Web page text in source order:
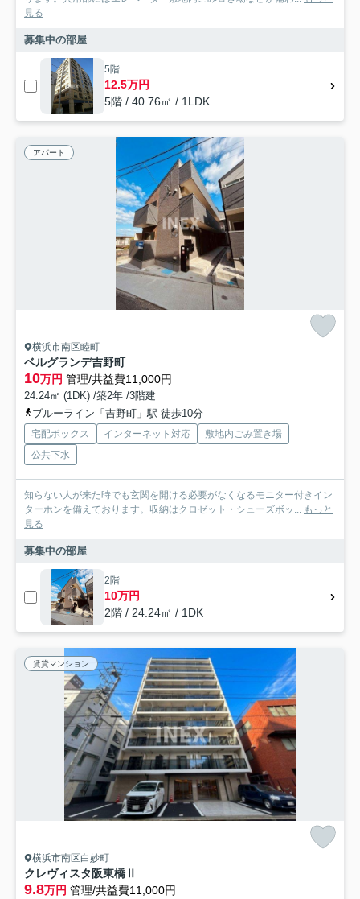
見る
募集中の部屋
5階
12.5万円
5階 / 40.76㎡ / 1LDK
アパート
横浜市南区睦町
ベルグランデ吉野町
10万円 管理/共益費11,000円
24.24㎡ (1DK) /築2年 /3階建
ブルーライン「吉野町」駅 徒歩10分
宅配ボックス インターネット対応
敷地内ごみ置き場
公共下水
知らない人が来た時でも玄関を開ける必要がなくなるモニター付きイン
ターホンを備えております。収納はクロゼット・シューズボッ... もっと
見る
募集中の部屋
2階
10万円
2階 / 24.24㎡ / 1DK
賃貸マンション
横浜市南区白妙町
クレヴィスタ阪東橋Ⅱ
9.8万円 管理/共益費11,000円